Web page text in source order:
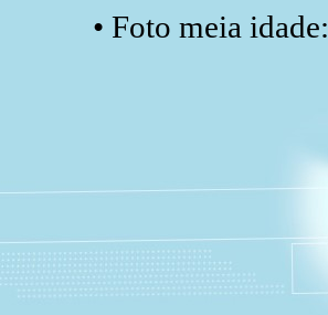
• Foto meia idade: